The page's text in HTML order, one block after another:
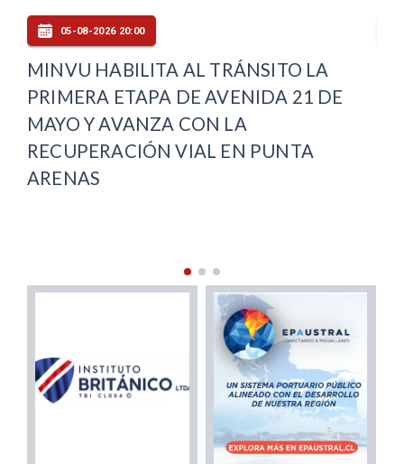
05-08-2026 19:00
PUNTA ARENAS INAUGURA SU
OFICINA LOCAL DE LA NIÑEZ Y
COMPLETA COBERTURA REGIONAL